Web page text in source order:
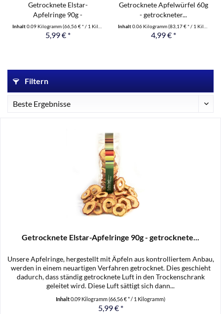
Getrocknete Elstar-
Apfelringe 90g -
getrocknete...
Inhalt0.09 Kilogramm(66,56 € * / 1 Kilogramm)
5,99 € *
Getrocknete Apfelwürfel 60g
- getrockneter...
Inhalt0.06 Kilogramm(83,17 € * / 1 Kilogramm)
4,99 € *
Filtern
Getrocknete Elstar-Apfelringe 90g - getrocknete...
Unsere Apfelringe, hergestellt mit Äpfeln aus kontrolliertem Anbau,
werden in einem neuartigen Verfahren getrocknet. Dies geschieht
dadurch, dass ständig getrocknete Luft in den Trockenschrank
geleitet wird. Diese Luft sättigt sich dann...
Inhalt0.09 Kilogramm(66,56 € * / 1 Kilogramm)
5,99 € *